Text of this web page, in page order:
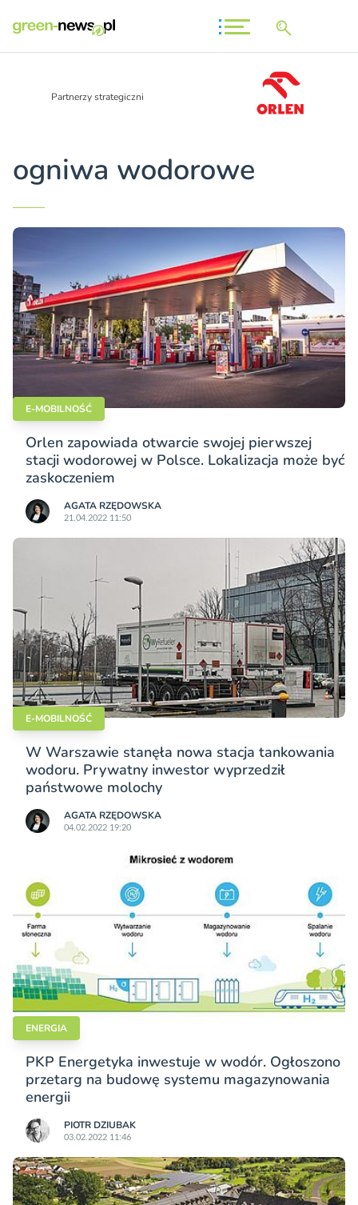
Partnerzy strategiczni
ogniwa wodorowe
E-MOBILNOŚĆ
Orlen zapowiada otwarcie swojej pierwszej
stacji wodorowej w Polsce. Lokalizacja może być
zaskoczeniem
AGATA RZĘDOWSKA
21.04.2022 11:50
E-MOBILNOŚĆ
W Warszawie stanęła nowa stacja tankowania
wodoru. Prywatny inwestor wyprzedził
państwowe molochy
AGATA RZĘDOWSKA
04.02.2022 19:20
ENERGIA
PKP Energetyka inwestuje w wodór. Ogłoszono
przetarg na budowę systemu magazynowania
energii
PIOTR DZIUBAK
03.02.2022 11:46